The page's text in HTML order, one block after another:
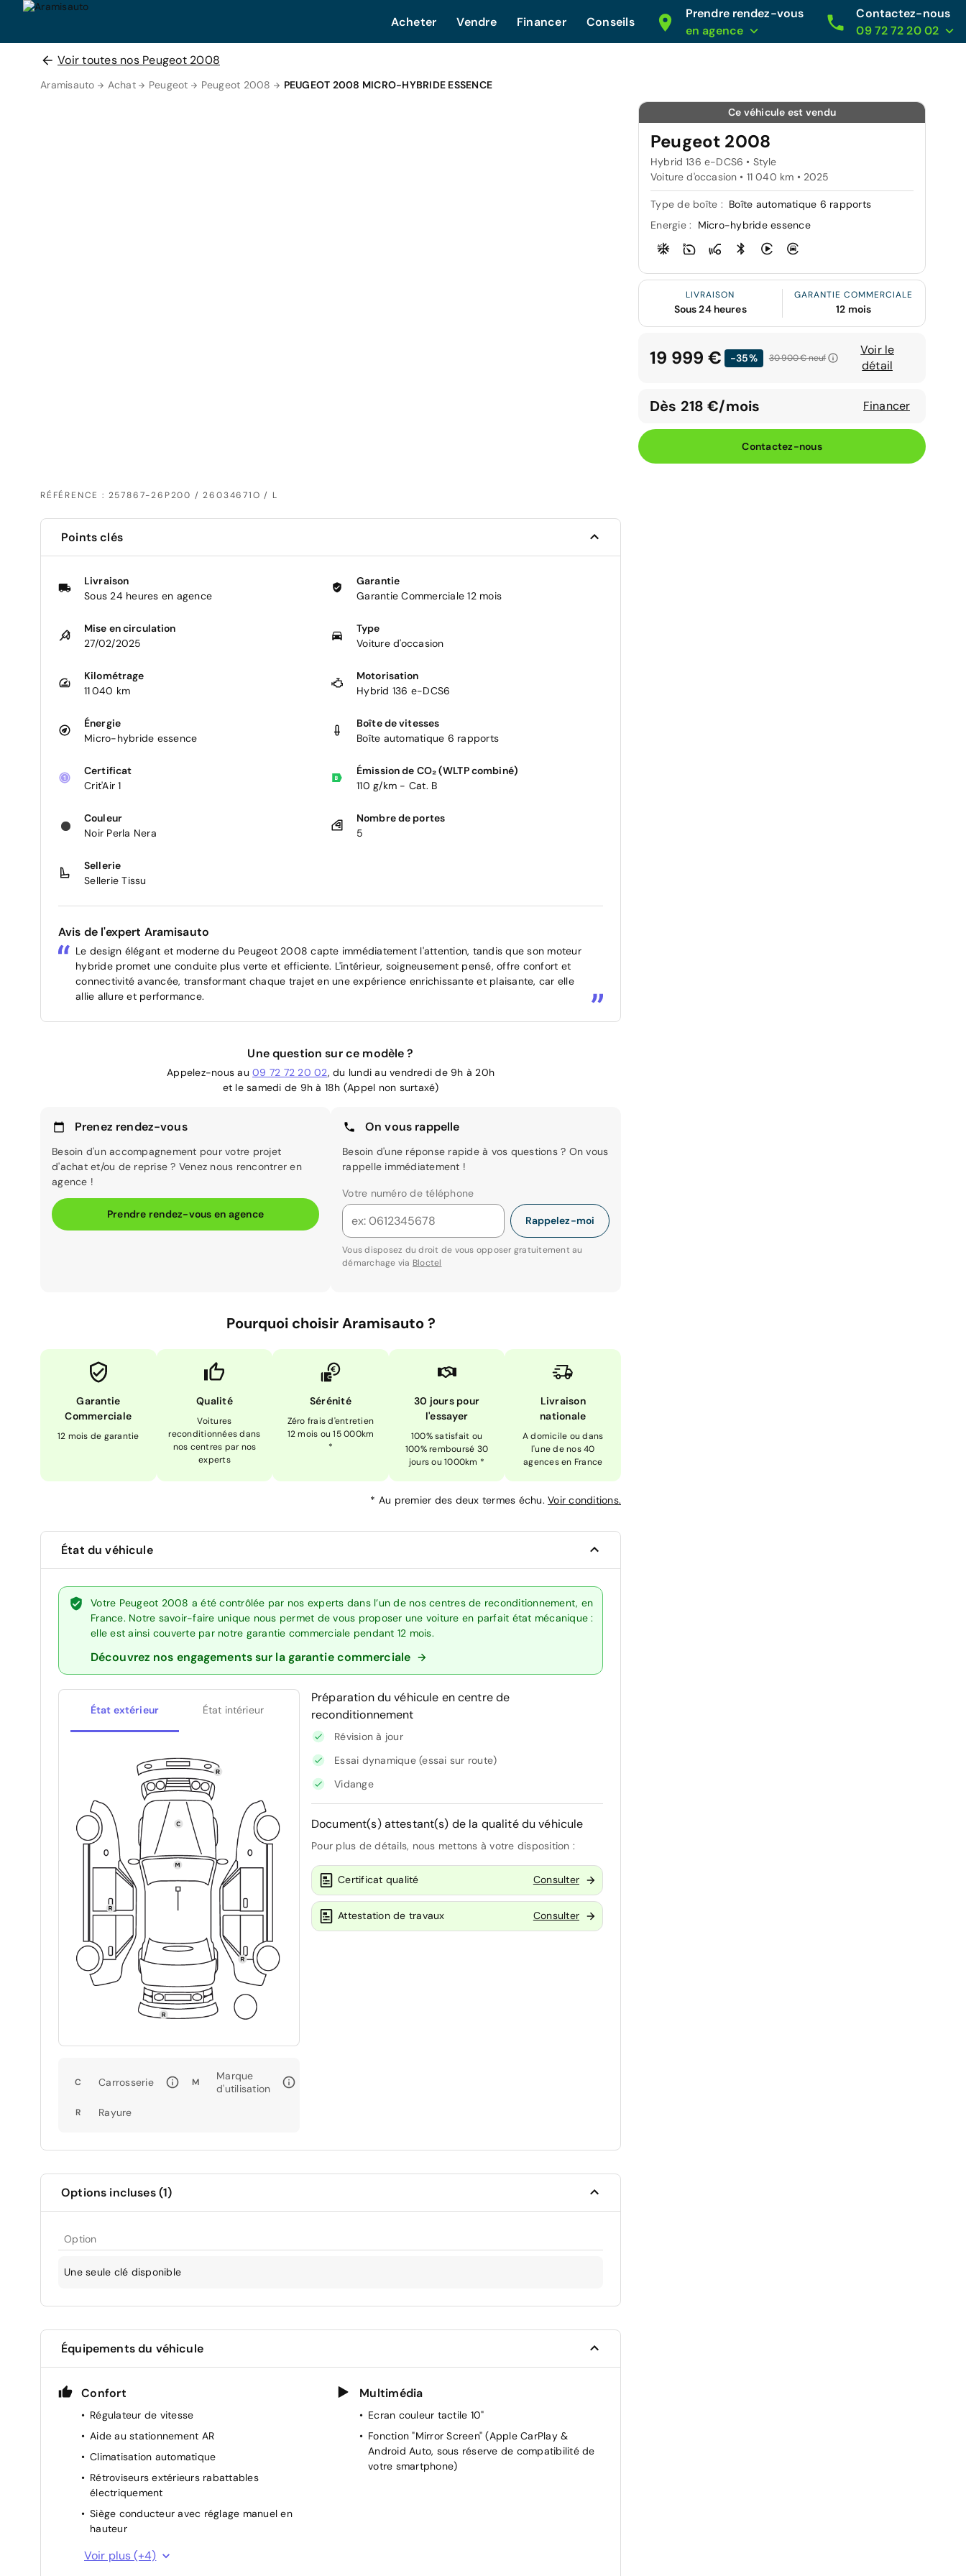
Acheter Vendre Financer Conseils
Prendre rendez-vous
en agence
Contactez-nous
09 72 72 20 02
Voir toutes nos Peugeot 2008
Aramisauto Achat Peugeot Peugeot 2008 PEUGEOT 2008 MICRO-HYBRIDE ESSENCE
RÉFÉRENCE : 257867-26P200 / 26034671O / L
Ce véhicule est vendu
Peugeot 2008
Hybrid 136 e-DCS6 • Style
Voiture d'occasion • 11 040 km • 2025
Type de boîte : Boîte automatique 6 rapports
Energie :
Micro-hybride essence
LIVRAISON
Sous 24 heures
GARANTIE COMMERCIALE
12 mois
19 999 € -35% 30 900 €neuf
Voir le
détail
Dès 218 €/mois Financer
Contactez-nous
Points clés
Livraison
Sous 24 heures en agence
Garantie
Garantie Commerciale 12 mois
Mise en circulation
27/02/2025
Type
Voiture d'occasion
Kilométrage
11 040 km
Motorisation
Hybrid 136 e-DCS6
Énergie
Micro-hybride essence
Boîte de vitesses
Boîte automatique 6 rapports
Certificat
Crit'Air 1
Émission de CO₂ (WLTP combiné)
110 g/km - Cat. B
Couleur
Noir Perla Nera
Nombre de portes
5
Sellerie
Sellerie Tissu
Avis de l'expert Aramisauto
Le design élégant et moderne du Peugeot 2008 capte immédiatement l'attention, tandis que son moteur
hybride promet une conduite plus verte et efficiente. L'intérieur, soigneusement pensé, offre confort et
connectivité avancée, transformant chaque trajet en une expérience enrichissante et plaisante, car elle
allie allure et performance.
Une question sur ce modèle ?
Appelez-nous au 09 72 72 20 02, du lundi au vendredi de 9h à 20h
et le samedi de 9h à 18h (Appel non surtaxé)
Prenez rendez-vous
Besoin d'un accompagnement pour votre projet
d'achat et/ou de reprise ? Venez nous rencontrer en
agence !
Prendre rendez-vous en agence
On vous rappelle
Besoin d'une réponse rapide à vos questions ? On vous
rappelle immédiatement !
Votre numéro de téléphone
Rappelez-moi
Vous disposez du droit de vous opposer gratuitement au
démarchage via Bloctel
Pourquoi choisir Aramisauto ?
Garantie
Commerciale
12 mois de garantie
Qualité
Voitures
reconditionnées dans
nos centres par nos
experts
Sérénité
Zéro frais d'entretien
12 mois ou 15 000km
*
30 jours pour
l'essayer
100% satisfait ou
100% remboursé 30
jours ou 1000km *
Livraison
nationale
A domicile ou dans
l'une de nos 40
agences en France
* Au premier des deux termes échu. Voir conditions.
État du véhicule
Votre Peugeot 2008 a été contrôlée par nos experts dans l’un de nos centres de reconditionnement, en
France. Notre savoir-faire unique nous permet de vous proposer une voiture en parfait état mécanique :
elle est ainsi couverte par notre garantie commerciale pendant 12 mois.
Découvrez nos engagements sur la garantie commerciale
État extérieur État intérieur
C Carrosserie M
Marque
d'utilisation
R Rayure
Préparation du véhicule en centre de
reconditionnement
Révision à jour
Essai dynamique (essai sur route)
Vidange
Document(s) attestant(s) de la qualité du véhicule
Pour plus de détails, nous mettons à votre disposition :
Certificat qualité Consulter
Attestation de travaux Consulter
Options incluses (1)
Option
Une seule clé disponible
Équipements du véhicule
Confort
Régulateur de vitesse
Aide au stationnement AR
Climatisation automatique
Rétroviseurs extérieurs rabattables
électriquement
Siège conducteur avec réglage manuel en
hauteur
Lève-vitres AR électriques
Voir plus (+4)
Multimédia
Ecran couleur tactile 10"
Fonction "Mirror Screen" (Apple CarPlay &
Android Auto, sous réserve de compatibilité de
votre smartphone)